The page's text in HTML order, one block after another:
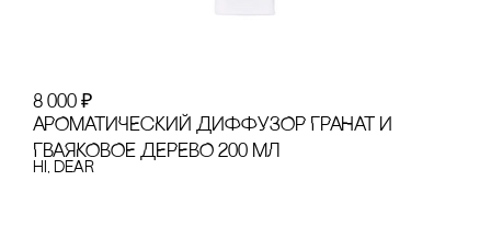
8 000 ₽
АРОМАТИЧЕсКИЙ ДИФФУЗОР ГРАНАТ И
ГВАЯКОВОЕ ДЕРЕВО 200 МЛ
hi, dear